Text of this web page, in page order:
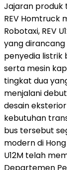
Jajaran produk
REV Homtruck
Robotaxi, REV
yang dirancang
penyedia listrik
serta mesin
tingkat dua
menjalani
desain
kebutuhan
bus tersebut
modern di
U12M telah